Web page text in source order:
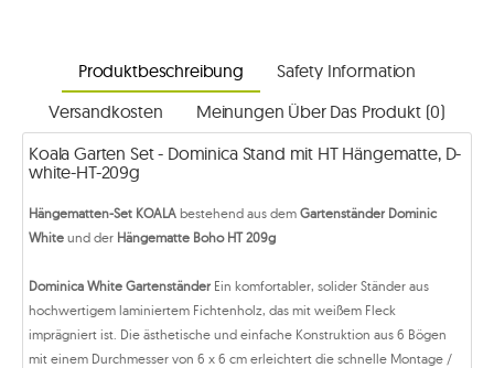
Produktbeschreibung
Safety Information
Versandkosten
Meinungen Über Das Produkt (0)
Koala Garten Set - Dominica Stand mit HT Hängematte, D-
white-HT-209g
Hängematten-Set KOALA bestehend aus dem Gartenständer Dominic
White und der Hängematte Boho HT 209g
Dominica White Gartenständer Ein komfortabler, solider Ständer aus
hochwertigem laminiertem Fichtenholz, das mit weißem Fleck
imprägniert ist. Die ästhetische und einfache Konstruktion aus 6 Bögen
mit einem Durchmesser von 6 x 6 cm erleichtert die schnelle Montage /